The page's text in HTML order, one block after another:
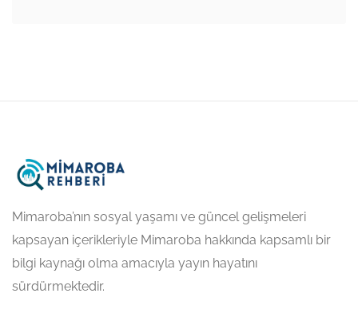
Mimaroba’nın sosyal yaşamı ve güncel gelişmeleri
kapsayan içerikleriyle Mimaroba hakkında kapsamlı bir
bilgi kaynağı olma amacıyla yayın hayatını
sürdürmektedir.